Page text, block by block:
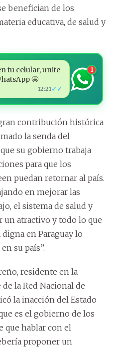
benefician de los
educativa, de salud y
tu celular, unite
🤩
12:21✓✓
1
contribución histórica
la senda del
su gobierno trabaja
para que los
puedan retornar al país.
en mejorar las
el sistema de salud y
un atractivo y todo lo que
en Paraguay lo
su país”.
residente en la
la Red Nacional de
la inacción del Estado
es el gobierno de los
que hablar con el
proponer un